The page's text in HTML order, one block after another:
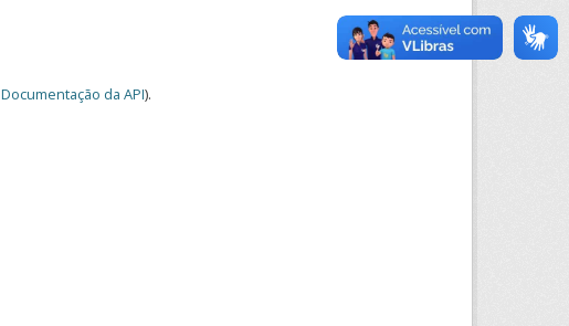
Documentação da API).